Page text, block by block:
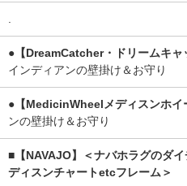
●【DreamCatcher・ドリームキャ
インディアンの壁掛け＆お守り
●【MedicinWheelメディスンホイ
ンの壁掛け＆お守り
■【NAVAJO】＜ナバホラグのダ
ディスンチャートetcフレーム＞